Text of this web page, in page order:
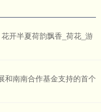
开半夏荷韵飘香_荷花_游
和南南合作基金支持的首个